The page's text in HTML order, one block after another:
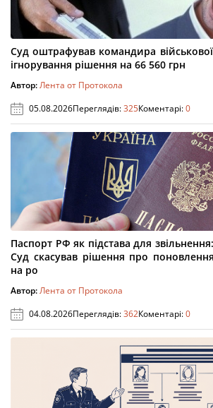
Суд оштрафував командира
ігнорування рішення на 66 560 грн
Автор:Лента от Протокола
05.08.2026Переглядів:325Коментарі:0
Паспорт РФ як підстава для
Суд скасував рішення про
на ро
Автор:Лента от Протокола
04.08.2026Переглядів:362Коментарі:0